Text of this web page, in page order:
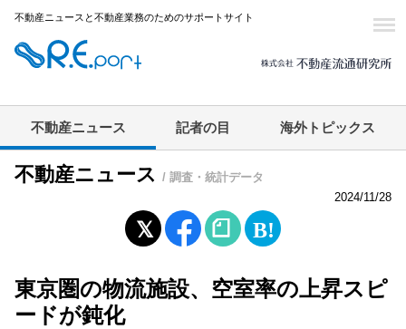
不動産ニュースと不動産業務のためのサポートサイト
不動産ニュース 記者の目 海外トピックス
不動産ニュース / 調査・統計データ
2024/11/28
東京圏の物流施設、空室率の上昇スピ
ードが鈍化